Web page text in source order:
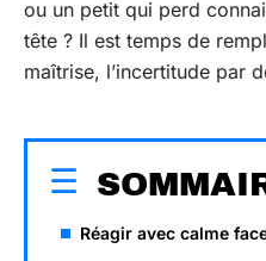
ou un petit qui perd
tête ? Il est temps de
maîtrise, l’incertitude par
Réagir avec calme